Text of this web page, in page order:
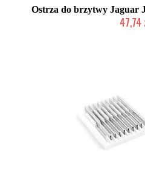
Ostrza do brzytwy Jaguar
47,74